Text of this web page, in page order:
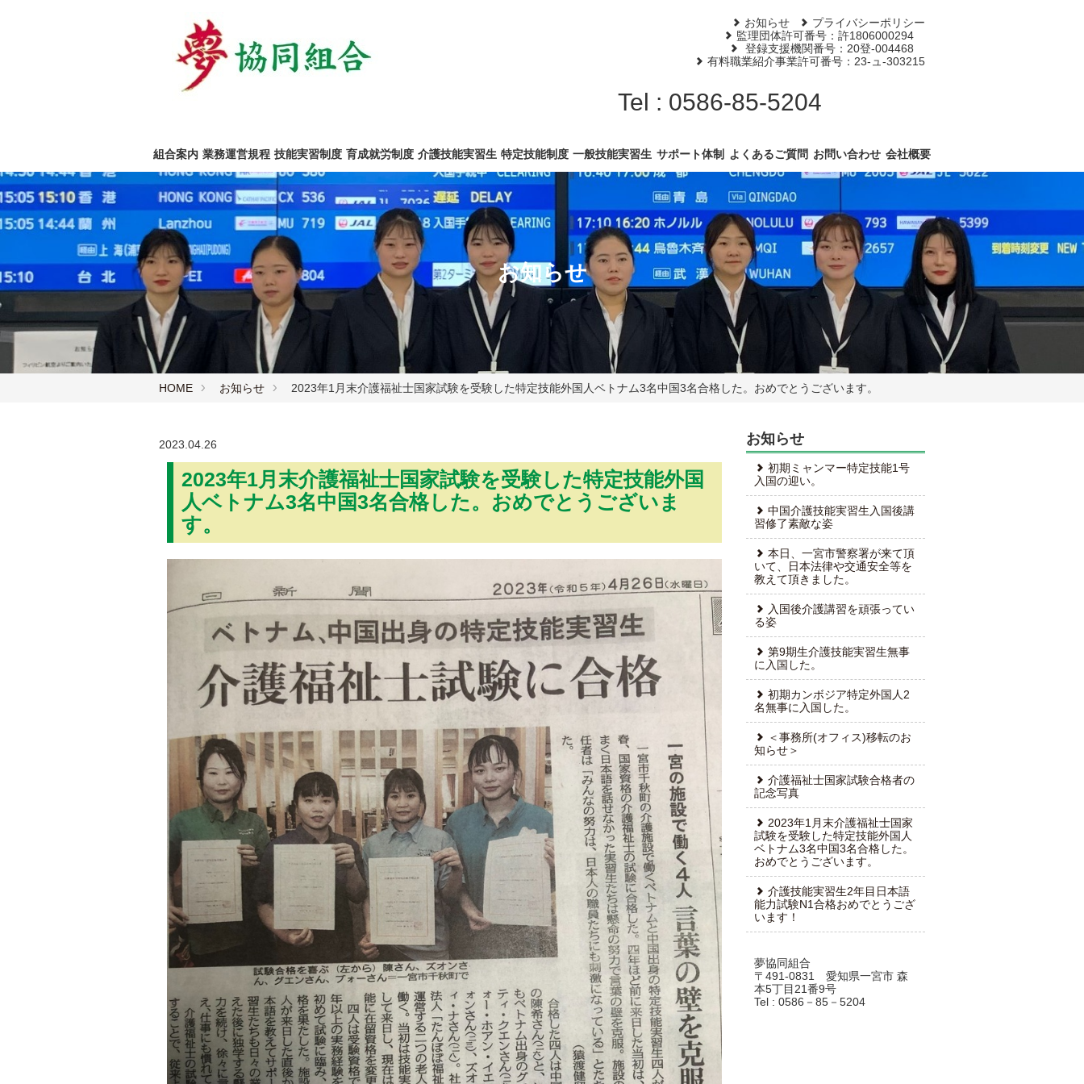
お知らせ
プライバシーポリシー
監理団体許可番号：許1806000294
登録支援機関番号：20登-004468
有料職業紹介事業許可番号：23-ュ-303215
Tel : 0586-85-5204
組合案内 業務運営規程 技能実習制度 育成就労制度 介護技能実習生 特定技能制度 一般技能実習生 サポート体制 よくあるご質問 お問い合わせ 会社概要
お知らせ
HOME お知らせ 2023年1月末介護福祉士国家試験を受験した特定技能外国人ベトナム3名中国3名合格した。おめでとうございます。
2023.04.26
2023年1月末介護福祉士国家試験を受験した特定技能外国
人ベトナム3名中国3名合格した。おめでとうございま
す。
お知らせ
初期ミャンマー特定技能1号
入国の迎い。
中国介護技能実習生入国後講
習修了素敵な姿
本日、一宮市警察署が来て頂
いて、日本法律や交通安全等を
教えて頂きました。
入国後介護講習を頑張ってい
る姿
第9期生介護技能実習生無事
に入国した。
初期カンボジア特定外国人2
名無事に入国した。
＜事務所(オフィス)移転のお
知らせ＞
介護福祉士国家試験合格者の
記念写真
2023年1月末介護福祉士国家
試験を受験した特定技能外国人
ベトナム3名中国3名合格した。
おめでとうございます。
介護技能実習生2年目日本語
能力試験N1合格おめでとうござ
います！
夢協同組合
〒491-0831 愛知県一宮市 森
本5丁目21番9号
Tel : 0586－85－5204